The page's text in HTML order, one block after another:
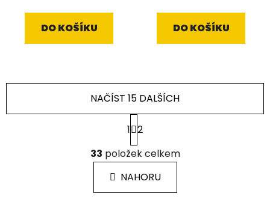
DO KOŠÍKU DO KOŠÍKU
O
v
l
á
d
NAČÍST 15 DALŠÍCH
S
t
r
á
n
k
1 2
33 položek celkem
NAHORU